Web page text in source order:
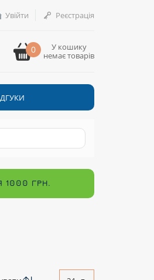
Увійти Реєстрація
0
У кошику
немає товарів
1000 ГРН.